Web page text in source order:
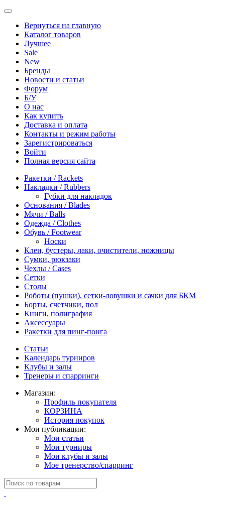
Вернуться на главную
Каталог товаров
Лучшее
Sale
New
Бренды
Новости и статьи
Форум
Б/У
О нас
Как купить
Доставка и оплата
Контакты и режим работы
Зарегистрироваться
Войти
Полная версия сайта
Ракетки / Rackets
Накладки / Rubbers
Губки для накладок
Основания / Blades
Мячи / Balls
Одежда / Clothes
Обувь / Footwear
Носки
Клеи, бустеры, лаки, очистители, ножницы
Сумки, рюкзаки
Чехлы / Cases
Сетки
Столы
Роботы (пушки), сетки-ловушки и сачки для БКМ
Борты, счетчики, пол
Книги, полиграфия
Аксессуары
Ракетки для пинг-понга
Статьи
Календарь турниров
Клубы и залы
Тренеры и спарринги
Магазин:
Профиль покупателя
КОРЗИНА
История покупок
Мои публикации:
Мои статьи
Мои турниры
Мои клубы и залы
Мое тренерство/спарринг